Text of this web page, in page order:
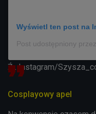
Wyświetl ten post na
Źr. Instagram/
Cosplayowy apel